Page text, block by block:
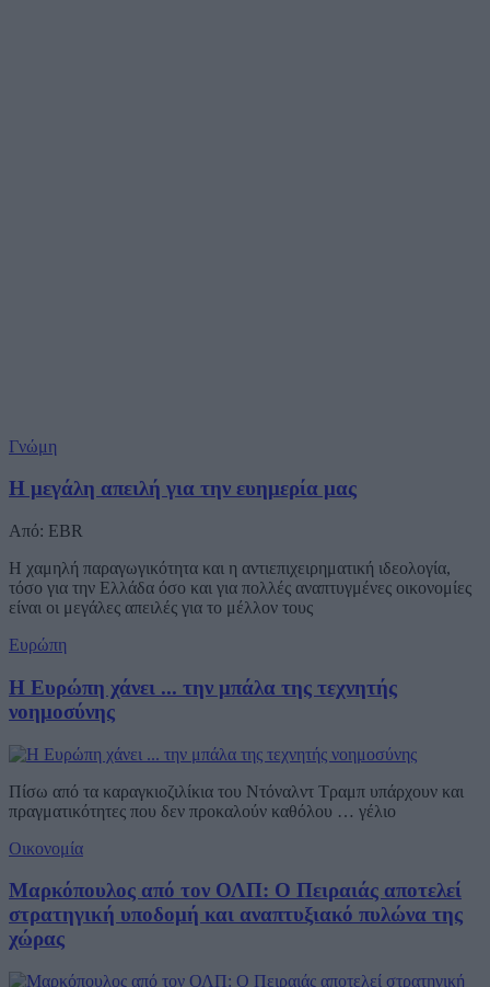
Γνώμη
Η μεγάλη απειλή για την ευημερία μας
Από: EBR
Η χαμηλή παραγωγικότητα και η αντιεπιχειρηματική ιδεολογία,
τόσο για την Ελλάδα όσο και για πολλές αναπτυγμένες οικονομίες
είναι οι μεγάλες απειλές για το μέλλον τους
Ευρώπη
Η Ευρώπη χάνει ... την μπάλα της τεχνητής
νοημοσύνης
Πίσω από τα καραγκιοζιλίκια του Ντόναλντ Τραμπ υπάρχουν και
πραγματικότητες που δεν προκαλούν καθόλου … γέλιο
Οικονομία
Μαρκόπουλος από τον ΟΛΠ: Ο Πειραιάς αποτελεί
στρατηγική υποδομή και αναπτυξιακό πυλώνα της
χώρας